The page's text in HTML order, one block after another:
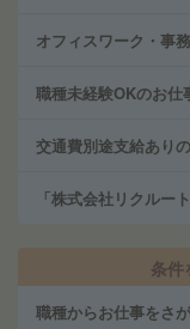
オフィスワーク・事
職種未経験OKのお仕
交通費別途支給あり
「株式会社リクルー
条件
職種からお仕事をさ